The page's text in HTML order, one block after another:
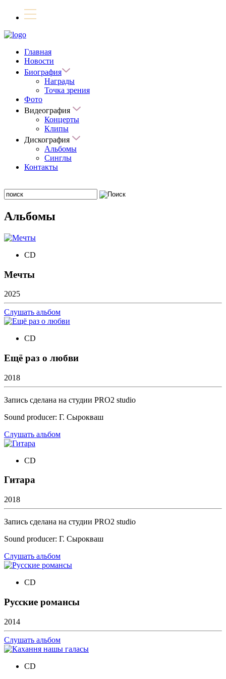
Главная
Новости
Биография
Награды
Точка зрения
Фото
Видеография
Концерты
Клипы
Дискография
Альбомы
Синглы
Контакты
Альбомы
CD
Мечты
2025
Слушать альбом
CD
Ещё раз о любви
2018
Запись сделана на студии PRO2 studio
Sound producer: Г. Сырокваш
Слушать альбом
CD
Гитара
2018
Запись сделана на студии PRO2 studio
Sound producer: Г. Сырокваш
Слушать альбом
CD
Русские романсы
2014
Слушать альбом
CD